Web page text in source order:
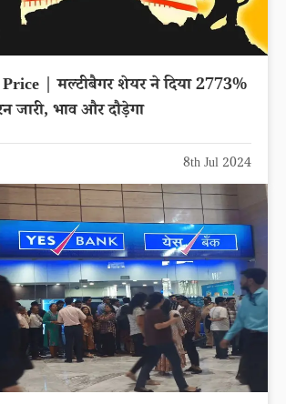
| मल्टीबैगर शेयर ने दिया 2773%
जारी, भाव और दौड़ेगा
8th Jul 2024